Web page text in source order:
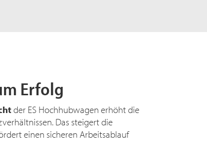
Erfolg
der ES Hochhubwagen erhöht die
Das steigert die
einen sicheren Arbeitsablauf